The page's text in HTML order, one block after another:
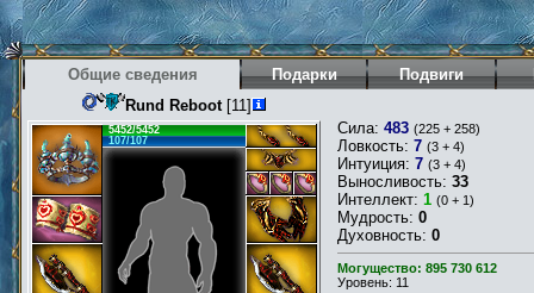
Общие сведения Подарки Подвиги
Rund Reboot[11]
5452/5452
107/107
Сила: 483 (225 + 258)
Ловкость: 7 (3 + 4)
Интуиция: 7 (3 + 4)
Выносливость: 33
Интеллект: 1 (0 + 1)
Мудрость: 0
Духовность: 0
Могущество: 895 730 612
Уровень: 11